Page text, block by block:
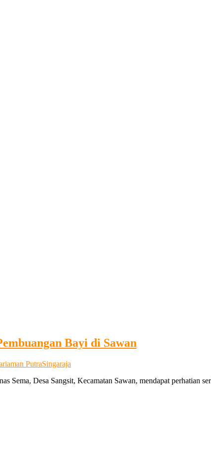
Bayi di Sawan
PutraSingaraja
Sema, Desa Sangsit, Kecamatan Sawan, mendapat perhatian